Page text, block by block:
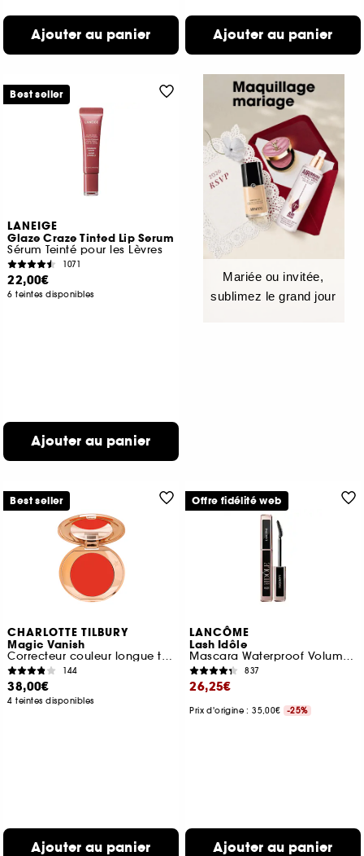
Ajouter au panier Ajouter au panier
LANEIGE
Glaze Craze Tinted Lip Serum
Sérum Teinté pour les Lèvres
1071
22,00€
6 teintes disponibles
Ajouter au panier
Best seller
Mariée ou invitée,
sublimez le grand jour
CHARLOTTE TILBURY
Magic Vanish
Correcteur couleur longue tenue
144
38,00€
4 teintes disponibles
Ajouter au panier
Best seller
LANCÔME
Lash Idôle
Mascara Waterproof Volume Effet Cils Recourbés
837
26,25€
Prix d'origine : 35,00€ -25%
Ajouter au panier
Offre fidélité web